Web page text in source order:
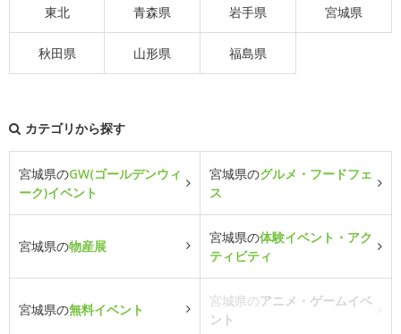
東北 青森県 岩手県 宮城県
秋田県 山形県 福島県
カテゴリから探す
宮城県のGW(ゴールデンウィ
ーク)イベント
宮城県のグルメ・フードフェ
ス
宮城県の物産展
宮城県の体験イベント・アク
ティビティ
宮城県の無料イベント
宮城県のアニメ・ゲームイベ
ント